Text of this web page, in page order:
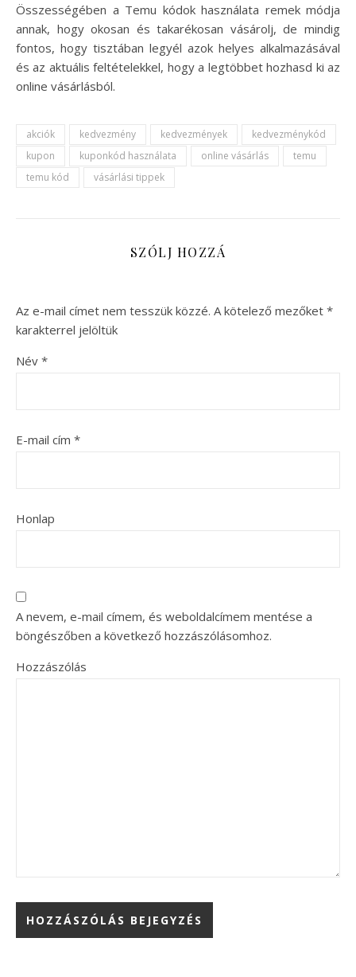
Összességében a Temu kódok használata remek módja
annak, hogy okosan és takarékosan vásárolj, de mindig
fontos, hogy tisztában legyél azok helyes alkalmazásával
és az aktuális feltételekkel, hogy a legtöbbet hozhasd ki az
online vásárlásból.
akciók kedvezmény kedvezmények
kedvezménykód
kupon
kuponkód használata online vásárlás
temu
temu kód
vásárlási tippek
SZÓLJ HOZZÁ
Az e-mail címet nem tesszük közzé. A kötelező mezőket *
karakterrel jelöltük
Név *
E-mail cím *
Honlap
A nevem, e-mail címem, és weboldalcímem mentése a
böngészőben a következő hozzászólásomhoz.
Hozzászólás